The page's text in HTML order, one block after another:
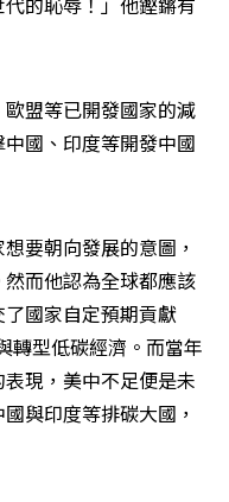
盟等已開發國家的減
國、印度等開發中國
要朝向發展的意圖，
而他認為全球都應該
國家自定預期貢獻
轉型低碳經濟。而當年
現，美中不足便是未
與印度等排碳大國，